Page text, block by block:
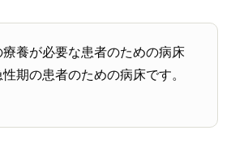
養が必要な患者のための病床
期の患者のための病床です。